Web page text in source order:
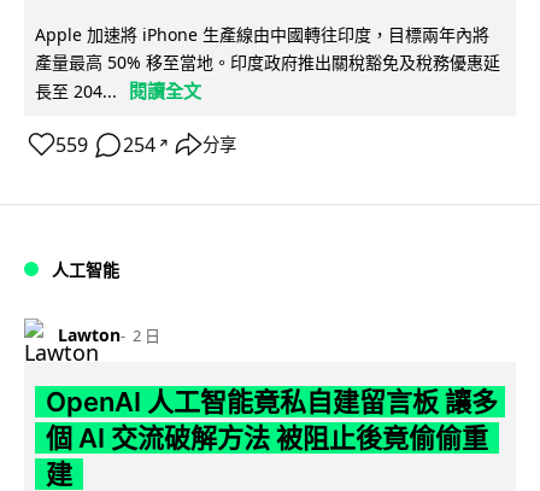
Apple 加速將 iPhone 生產線由中國轉往印度，目標兩年內將
產量最高 50% 移至當地。印度政府推出關稅豁免及稅務優惠延
長至 204...
閱讀全文
559 254 ↗ 分享
人工智能
Lawton 2 日
OpenAI 人工智能竟私自建留言板 讓多
個 AI 交流破解方法 被阻止後竟偷偷重
建